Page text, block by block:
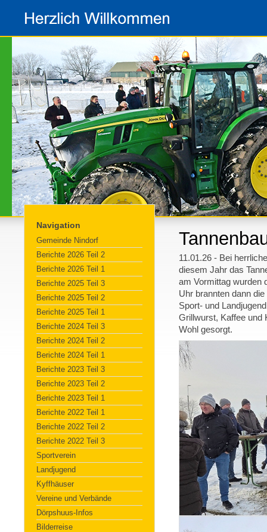
Navigation
Gemeinde Nindorf
Berichte 2026 Teil 2
Berichte 2026 Teil 1
Berichte 2025 Teil 3
Berichte 2025 Teil 2
Berichte 2025 Teil 1
Berichte 2024 Teil 3
Berichte 2024 Teil 2
Berichte 2024 Teil 1
Berichte 2023 Teil 3
Berichte 2023 Teil 2
Berichte 2023 Teil 1
Berichte 2022 Teil 1
Berichte 2022 Teil 2
Berichte 2022 Teil 3
Sportverein
Landjugend
Kyffhäuser
Vereine und Verbände
Dörpshuus-Infos
Bilderreise
11.01.26 - Bei
diesem Jahr das
am Vormittag wurden
Uhr brannten dann
Sport- und
Grillwurst, Kaffee und
Wohl gesorgt.